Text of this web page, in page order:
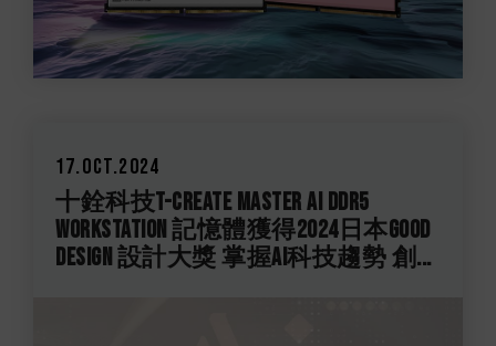
17.Oct.2024
十銓科技T-CREATE MASTER Ai DDR5
WORKSTATION 記憶體獲得2024日本Good
Design 設計大獎 掌握AI科技趨勢 創...